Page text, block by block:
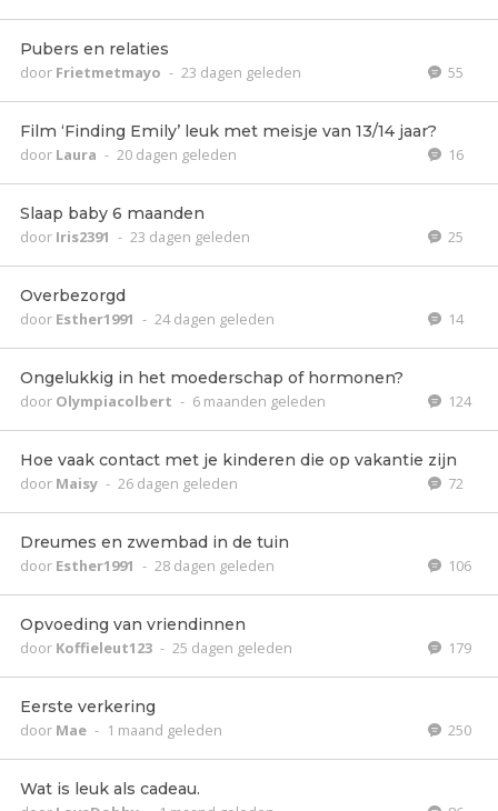
Pubers en relaties
door Frietmetmayo - 23 dagen geleden 55
Film ‘Finding Emily’ leuk met meisje van 13/14 jaar?
door Laura - 20 dagen geleden 16
Slaap baby 6 maanden
door Iris2391 - 23 dagen geleden 25
Overbezorgd
door Esther1991 - 24 dagen geleden 14
Ongelukkig in het moederschap of hormonen?
door Olympiacolbert - 6 maanden geleden 124
Hoe vaak contact met je kinderen die op vakantie zijn
door Maisy - 26 dagen geleden 72
Dreumes en zwembad in de tuin
door Esther1991 - 28 dagen geleden 106
Opvoeding van vriendinnen
door Koffieleut123 - 25 dagen geleden 179
Eerste verkering
door Mae - 1 maand geleden 250
Wat is leuk als cadeau.